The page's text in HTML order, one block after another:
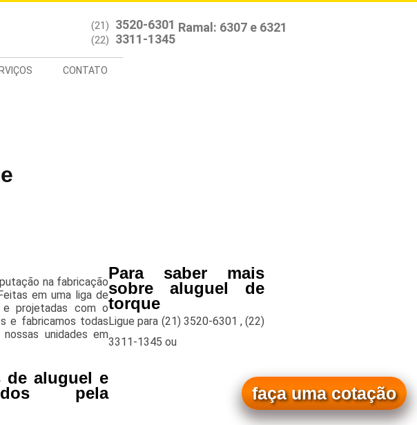
CONTATO
(21) 3520-6301
(22) 3311-1345
na fabricação
em uma liga de
projetadas com o
e fabricamos todas
unidades em
de aluguel e
pela
Para saber mais
sobre aluguel de
torque
Ligue para (21) 3520-6301 , (22)
3311-1345 ou
faça uma cotação